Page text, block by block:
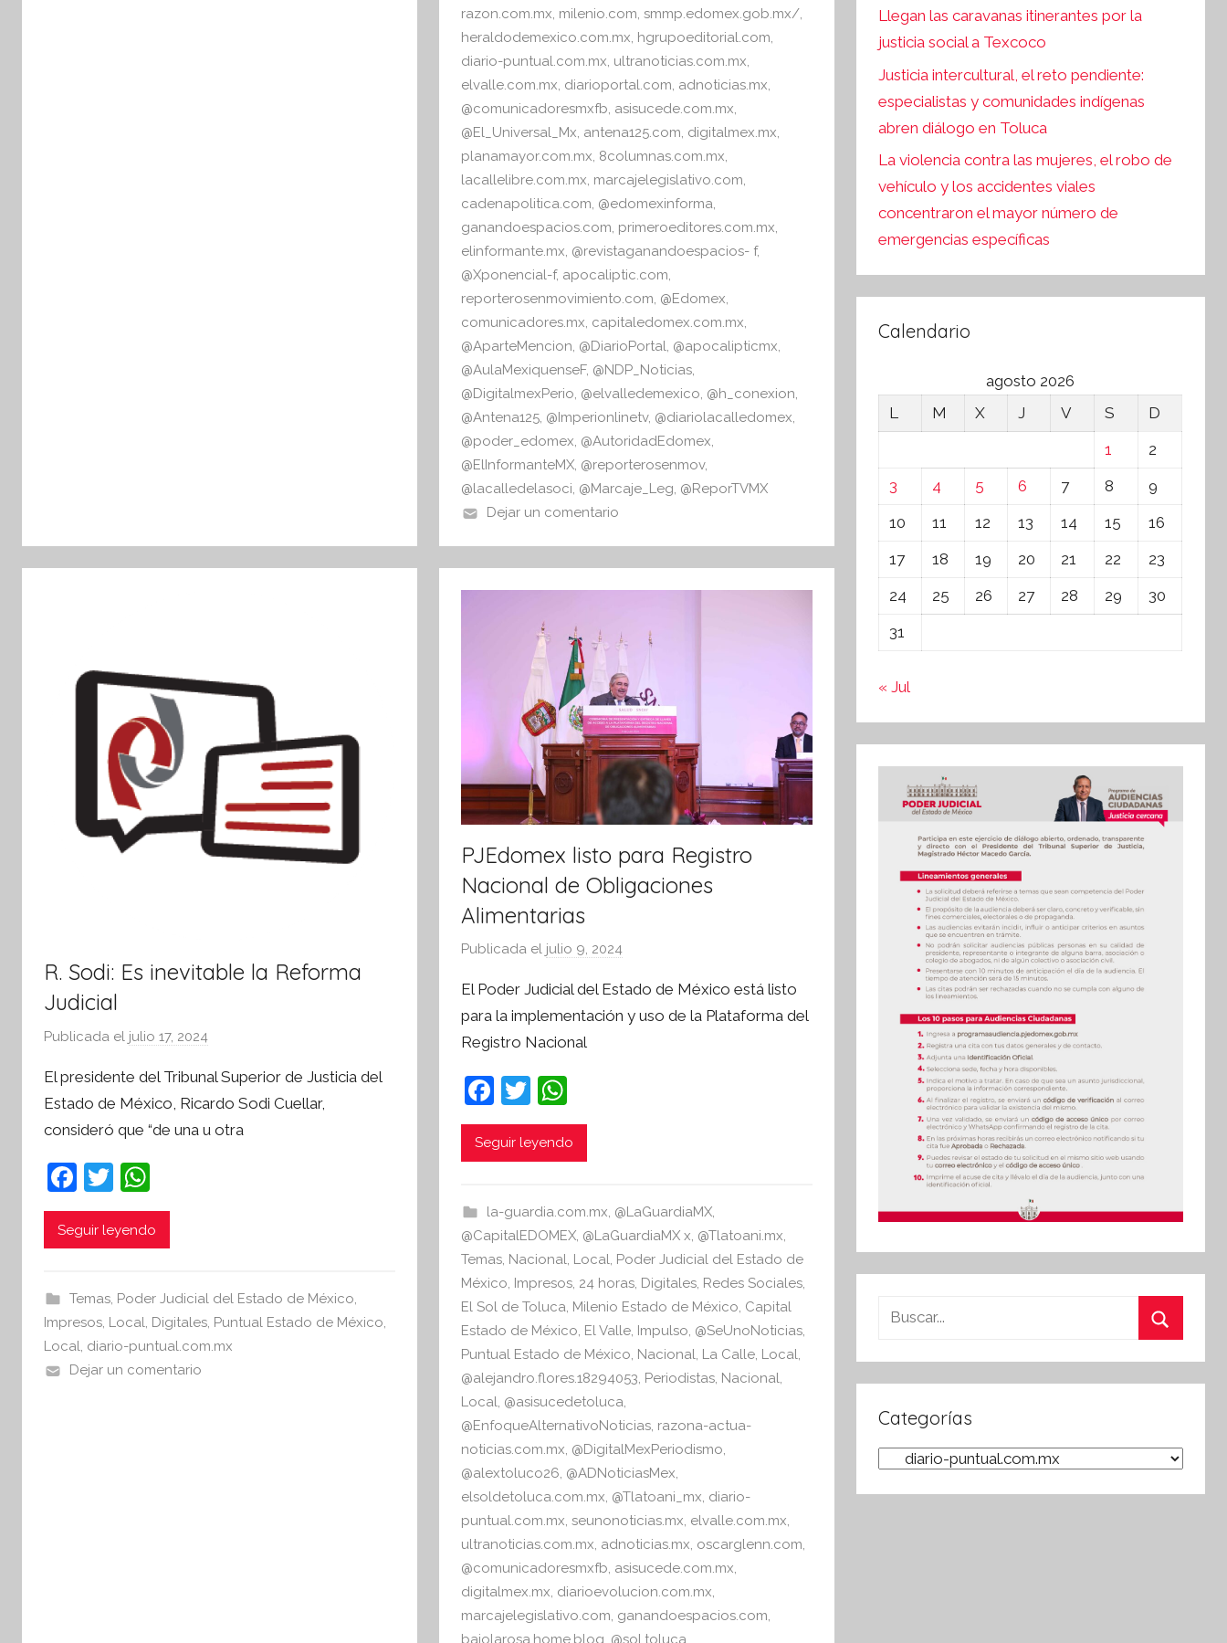
razon.com.mx, milenio.com,smmp.edomex.gob.mx/,
heraldodemexico.com.mx, hgrupoeditorial.com,
diario-puntual.com.mx, ultranoticias.com.mx,
elvalle.com.mx, diarioportal.com, adnoticias.mx,
@comunicadoresmxfb, asisucede.com.mx,
@El_Universal_Mx, antena125.com, digitalmex.mx,
planamayor.com.mx, 8columnas.com.mx,
lacallelibre.com.mx, marcajelegislativo.com,
cadenapolitica.com, @edomexinforma,
ganandoespacios.com, primeroeditores.com.mx,
elinformante.mx, @revistaganandoespacios- f,
@Xponencial-f, apocaliptic.com,
reporterosenmovimiento.com, @Edomex,
comunicadores.mx, capitaledomex.com.mx,
@AparteMencion, @DiarioPortal, @apocalipticmx,
@AulaMexiquenseF, @NDP_Noticias,
@DigitalmexPerio, @elvalledemexico, @h_conexion,
@Antena125, @Imperionlinetv, @diariolacalledomex,
@poder_edomex, @AutoridadEdomex,
@ElInformanteMX, @reporterosenmov,
@lacalledelasoci, @Marcaje_Leg, @ReporTVMX
Dejar un comentario
R. Sodi: Es inevitable la Reforma
Judicial
Publicada el julio 17, 2024
r
S
í
n
f
El presidente del Tribunal Superior de Justicia del
Estado de México, Ricardo Sodi Cuellar,
consideró que “de una u otra
F
a
c
b
o
o
k
T
w
itt
h
at
A
p
p
Seguir leyendo
Temas, Poder Judicial del Estado de México,
Impresos, Local, Digitales, Puntual Estado de México,
Local, diario-puntual.com.mx
Dejar un comentario
PJEdomex listo para Registro
Nacional de Obligaciones
Alimentarias
Publicada el julio 9, 2024
r
S
I
n
f
o
r
m
a
t
v
a
El Poder Judicial del Estado de México está listo
para la implementación y uso de la Plataforma del
Registro Nacional
F
a
c
b
o
o
k
T
w
itt
h
at
A
p
p
Seguir leyendo
la-guardia.com.mx, @LaGuardiaMX,
@CapitalEDOMEX, @LaGuardiaMX x, @Tlatoani.mx,
Temas, Nacional, Local, Poder Judicial del Estado de
México, Impresos, 24 horas, Digitales, Redes Sociales,
El Sol de Toluca, Milenio Estado de México, Capital
Estado de México, El Valle, Impulso, @SeUnoNoticias,
Puntual Estado de México, Nacional, La Calle, Local,
@alejandro.flores.18294053, Periodistas, Nacional,
Local, @asisucedetoluca,
@EnfoqueAlternativoNoticias, razona-actua-
noticias.com.mx, @DigitalMexPeriodismo,
@alextoluco26, @ADNoticiasMex,
elsoldetoluca.com.mx, @Tlatoani_mx, diario-
puntual.com.mx,seunonoticias.mx, elvalle.com.mx,
ultranoticias.com.mx, adnoticias.mx, oscarglenn.com,
@comunicadoresmxfb, asisucede.com.mx,
digitalmex.mx, diarioevolucion.com.mx,
marcajelegislativo.com, ganandoespacios.com,
bajolarosa.home.blog @sol.toluca
Llegan las caravanas itinerantes por la
justicia social a Texcoco
Justicia intercultural, el reto pendiente:
especialistas y comunidades indígenas
abren diálogo en Toluca
La violencia contra las mujeres, el robo de
vehículo y los accidentes viales
concentraron el mayor número de
emergencias específicas
Calendario
agosto 2026
L
M X J V S
D
1
2
3
4 5 6 7 8
9
10
11 12 13 14 15
16
17
18 19 20 21 22
23
24
25 26 27 28 29
30
31
« Jul
Buscar:
Categorías
Categorías